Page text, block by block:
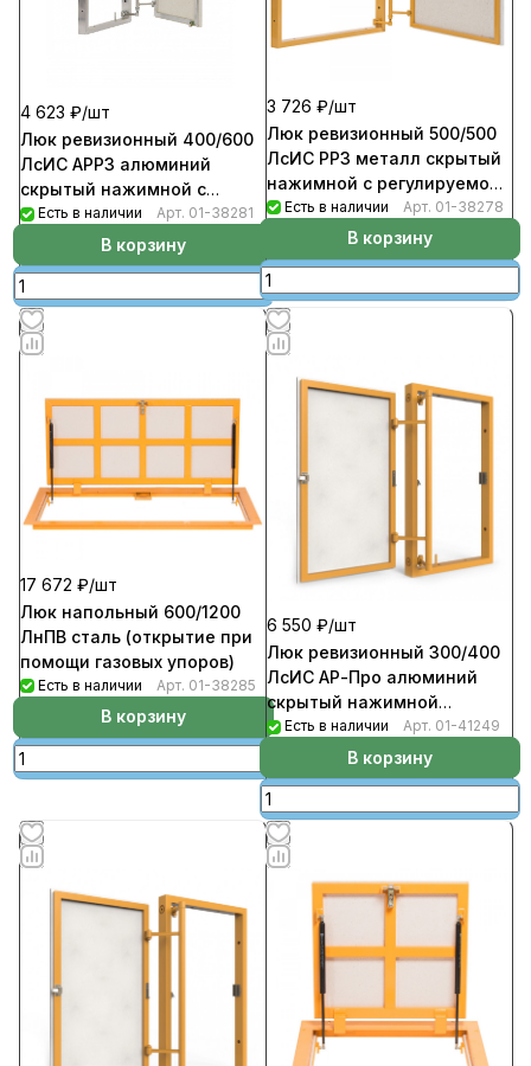
4 623 ₽/шт
Люк ревизионный 400/600
ЛсИС АРРЗ алюминий
скрытый нажимной с
регулируемой петлей
Есть в наличии Арт. 01-38281
В корзину
3 726 ₽/шт
Люк ревизионный 500/500
ЛсИС РРЗ металл скрытый
нажимной с регулируемой
петлей
Есть в наличии Арт. 01-38278
В корзину
17 672 ₽/шт
Люк напольный 600/1200
ЛнПВ сталь (открытие при
помощи газовых упоров)
Есть в наличии Арт. 01-38285
В корзину
6 550 ₽/шт
Люк ревизионный 300/400
ЛсИС АР-Про алюминий
скрытый нажимной
регулируемая петля
Есть в наличии Арт. 01-41249
В корзину